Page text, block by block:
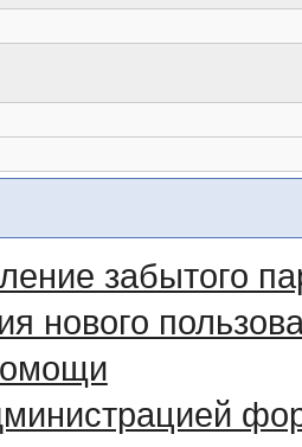
забытого
нового